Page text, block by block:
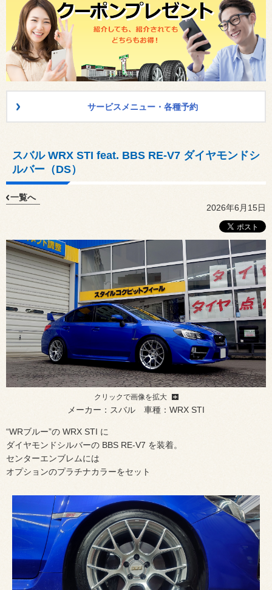
サービスメニュー・各種予約
スバル WRX STI feat. BBS RE-V7 ダイヤモンドシ
ルバー（DS）
一覧へ
2026年6月15日
クリックで画像を拡大
メーカー：スバル 車種：WRX STI
“WRブルー”の WRX STI に
ダイヤモンドシルバーの BBS RE-V7 を装着。
センターエンブレムには
オプションのプラチナカラーをセット